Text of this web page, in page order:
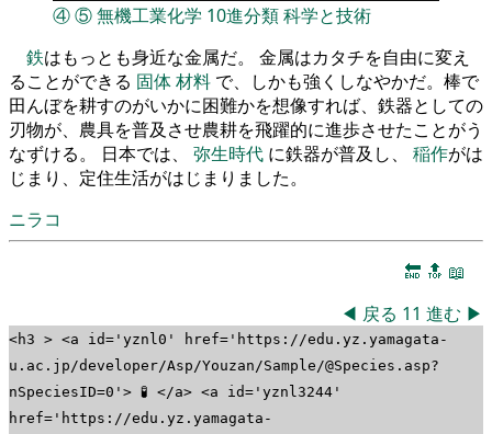
④⑤無機工業化学 10進分類科学と技術
鉄はもっとも身近な金属だ。 金属はカタチを自由に変え
ることができる 固体材料 で、しかも強くしなやかだ。棒で
田んぼを耕すのがいかに困難かを想像すれば、鉄器としての
刃物が、農具を普及させ農耕を飛躍的に進歩させたことがう
なずける。 日本では、 弥生時代 に鉄器が普及し、 稲作がは
じまり、定住生活がはじまりました。
ニラコ
🔚 🔝 📖
◀ 戻る 11 進む ▶
<h3 > <a id='yznl0' href='https://edu.yz.yamagata-
u.ac.jp/developer/Asp/Youzan/Sample/@Species.asp?
nSpeciesID=0'> 🧪 </a> <a id='yznl3244'
href='https://edu.yz.yamagata-